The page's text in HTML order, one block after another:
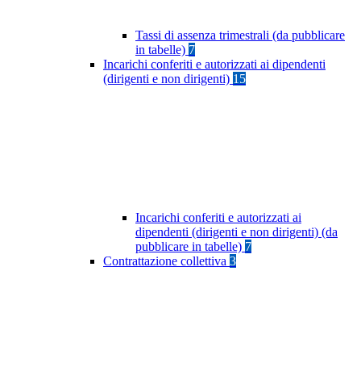
Tassi di assenza trimestrali (da pubblicare
in tabelle) 7
Incarichi conferiti e autorizzati ai dipendenti
(dirigenti e non dirigenti) 15
Incarichi conferiti e autorizzati ai
dipendenti (dirigenti e non dirigenti) (da
pubblicare in tabelle) 7
Contrattazione collettiva 3